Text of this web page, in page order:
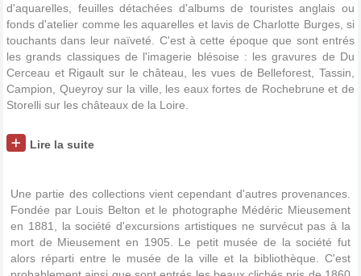
d'aquarelles, feuilles détachées d'albums de touristes anglais ou
fonds d'atelier comme les aquarelles et lavis de Charlotte Burges, si
touchants dans leur naïveté. C'est à cette époque que sont entrés
les grands classiques de l'imagerie blésoise : les gravures de Du
Cerceau et Rigault sur le château, les vues de Belleforest, Tassin,
Campion, Queyroy sur la ville, les eaux fortes de Rochebrune et de
Storelli sur les châteaux de la Loire.
Lire la suite
Une partie des collections vient cependant d'autres provenances.
Fondée par Louis Belton et le photographe Médéric Mieusement
en 1881, la société d'excursions artistiques ne survécut pas à la
mort de Mieusement en 1905. Le petit musée de la société fut
alors réparti entre le musée de la ville et la bibliothèque. C'est